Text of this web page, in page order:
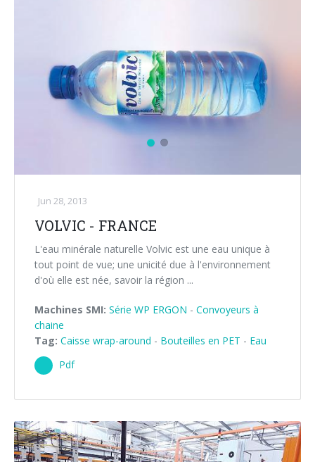
Jun 28, 2013
VOLVIC - FRANCE
L'eau minérale naturelle Volvic est une eau unique à
tout point de vue; une unicité due à l'environnement
d'où elle est née, savoir la région ...
Machines SMI: Série WP ERGON - Convoyeurs à
chaine
Tag: Caisse wrap-around - Bouteilles en PET - Eau
Pdf